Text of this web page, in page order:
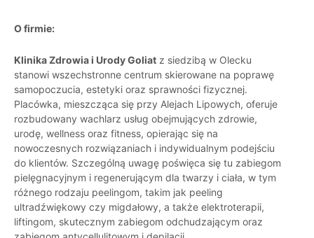
O firmie:
Klinika Zdrowia i Urody Goliat z siedzibą w Olecku
stanowi wszechstronne centrum skierowane na poprawę
samopoczucia, estetyki oraz sprawności fizycznej.
Placówka, mieszcząca się przy Alejach Lipowych, oferuje
rozbudowany wachlarz usług obejmujących zdrowie,
urodę, wellness oraz fitness, opierając się na
nowoczesnych rozwiązaniach i indywidualnym podejściu
do klientów. Szczególną uwagę poświęca się tu zabiegom
pielęgnacyjnym i regenerującym dla twarzy i ciała, w tym
różnego rodzaju peelingom, takim jak peeling
ultradźwiękowy czy migdałowy, a także elektroterapii,
liftingom, skutecznym zabiegom odchudzającym oraz